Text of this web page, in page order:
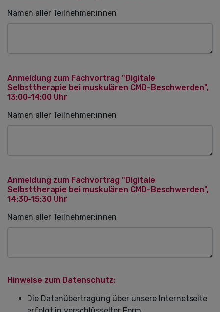
Namen aller Teilnehmer:innen
Anmeldung zum Fachvortrag "Digitale
Selbsttherapie bei muskulären CMD-Beschwerden",
13:00-14:00 Uhr
Namen aller Teilnehmer:innen
Anmeldung zum Fachvortrag "Digitale
Selbsttherapie bei muskulären CMD-Beschwerden",
14:30-15:30 Uhr
Namen aller Teilnehmer:innen
Hinweise zum Datenschutz:
Die Datenübertragung über unsere Internetseite